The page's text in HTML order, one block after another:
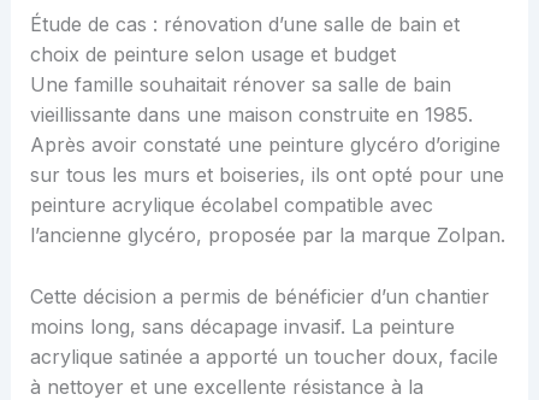
Étude de cas : rénovation d’une salle de bain et
choix de peinture selon usage et budget
Une famille souhaitait rénover sa salle de bain
vieillissante dans une maison construite en 1985.
Après avoir constaté une peinture glycéro d’origine
sur tous les murs et boiseries, ils ont opté pour une
peinture acrylique écolabel compatible avec
l’ancienne glycéro, proposée par la marque Zolpan.
Cette décision a permis de bénéficier d’un chantier
moins long, sans décapage invasif. La peinture
acrylique satinée a apporté un toucher doux, facile
à nettoyer et une excellente résistance à la